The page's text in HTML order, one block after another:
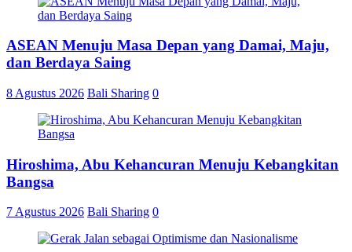
ASEAN Menuju Masa Depan yang Damai, Maju,
dan Berdaya Saing
8 Agustus 2026 Bali Sharing 0
Hiroshima, Abu Kehancuran Menuju Kebangkitan
Bangsa
7 Agustus 2026 Bali Sharing 0